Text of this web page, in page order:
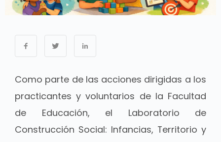
Como parte de las acciones dirigidas a los
practicantes y voluntarios de la Facultad
de Educación, el Laboratorio de
Construcción Social: Infancias, Territorio y